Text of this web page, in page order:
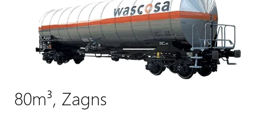
80m³, Zagns